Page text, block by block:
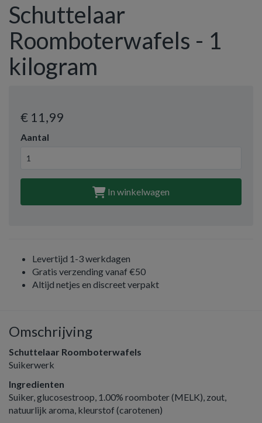
Schuttelaar
Roomboterwafels - 1
kilogram
€ 11,99
Aantal
In winkelwagen
Levertijd 1-3 werkdagen
Gratis verzending vanaf €50
Altijd netjes en discreet verpakt
Omschrijving
Schuttelaar Roomboterwafels
Suikerwerk
Ingredienten
Suiker, glucosestroop, 1.00% roomboter (MELK), zout,
natuurlijk aroma, kleurstof (carotenen)